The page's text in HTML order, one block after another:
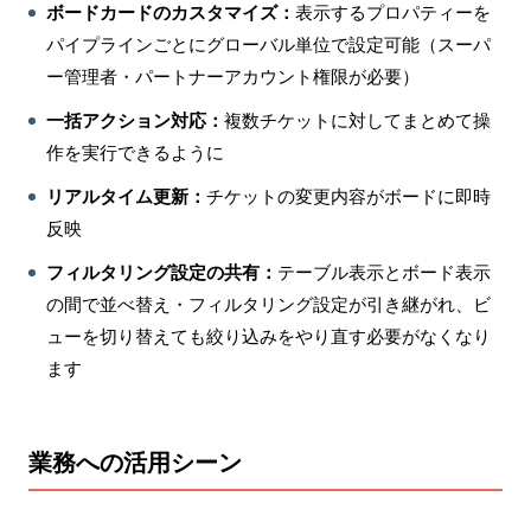
ボードカードのカスタマイズ： 表示するプロパティーを
パイプラインごとにグローバル単位で設定可能（スーパ
ー管理者・パートナーアカウント権限が必要）
一括アクション対応： 複数チケットに対してまとめて操
作を実行できるように
リアルタイム更新： チケットの変更内容がボードに即時
反映
フィルタリング設定の共有： テーブル表示とボード表示
の間で並べ替え・フィルタリング設定が引き継がれ、ビ
ューを切り替えても絞り込みをやり直す必要がなくなり
ます
業務への活用シーン